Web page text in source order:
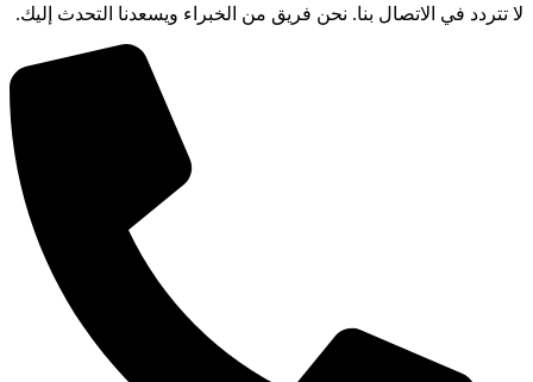
لا تتردد في الاتصال بنا. نحن فريق من الخبراء ويسعدنا التحدث إليك.